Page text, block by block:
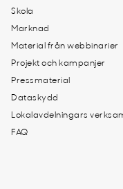
Skola
Marknad
Material från webbinarier
Projekt och kampanjer
Pressmaterial
Dataskydd
Lokalavdelningars
FAQ